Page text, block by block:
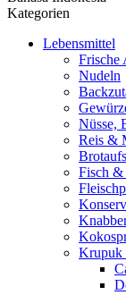
Kategorien
Lebensmittel
Frische
Nudeln
Nüsse,
Reis &
Fisch &
Krupuk